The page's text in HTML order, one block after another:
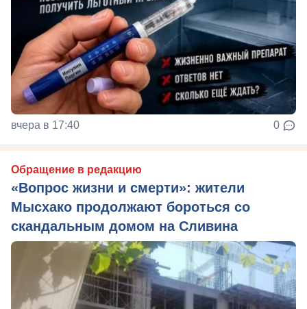
вчера в 17:40 0
Обращение в редакцию
«Вопрос жизни и смерти»: жители
Мысхако продолжают бороться со
скандальным домом на Сливина